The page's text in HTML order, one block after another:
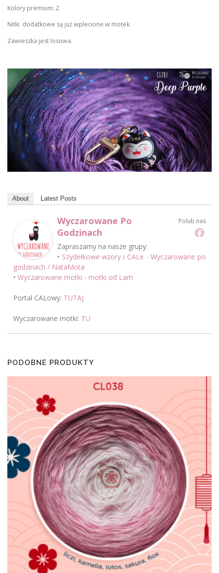
Kolory premium: 2
Nitki dodatkowe są już wplecione w motek.
Zawieszka jest losowa.
About Latest Posts
Polub nas
Wyczarowane Po
Godzinach
Zapraszamy na nasze grupy:
• Szydełkowe wzory i CALe - Wyczarowane po
godzinach / NataMota
• Wyczarowane motki - motki od Lam
Portal CALowy: TUTAJ
Wyczarowane motki: TU
PODOBNE PRODUKTY